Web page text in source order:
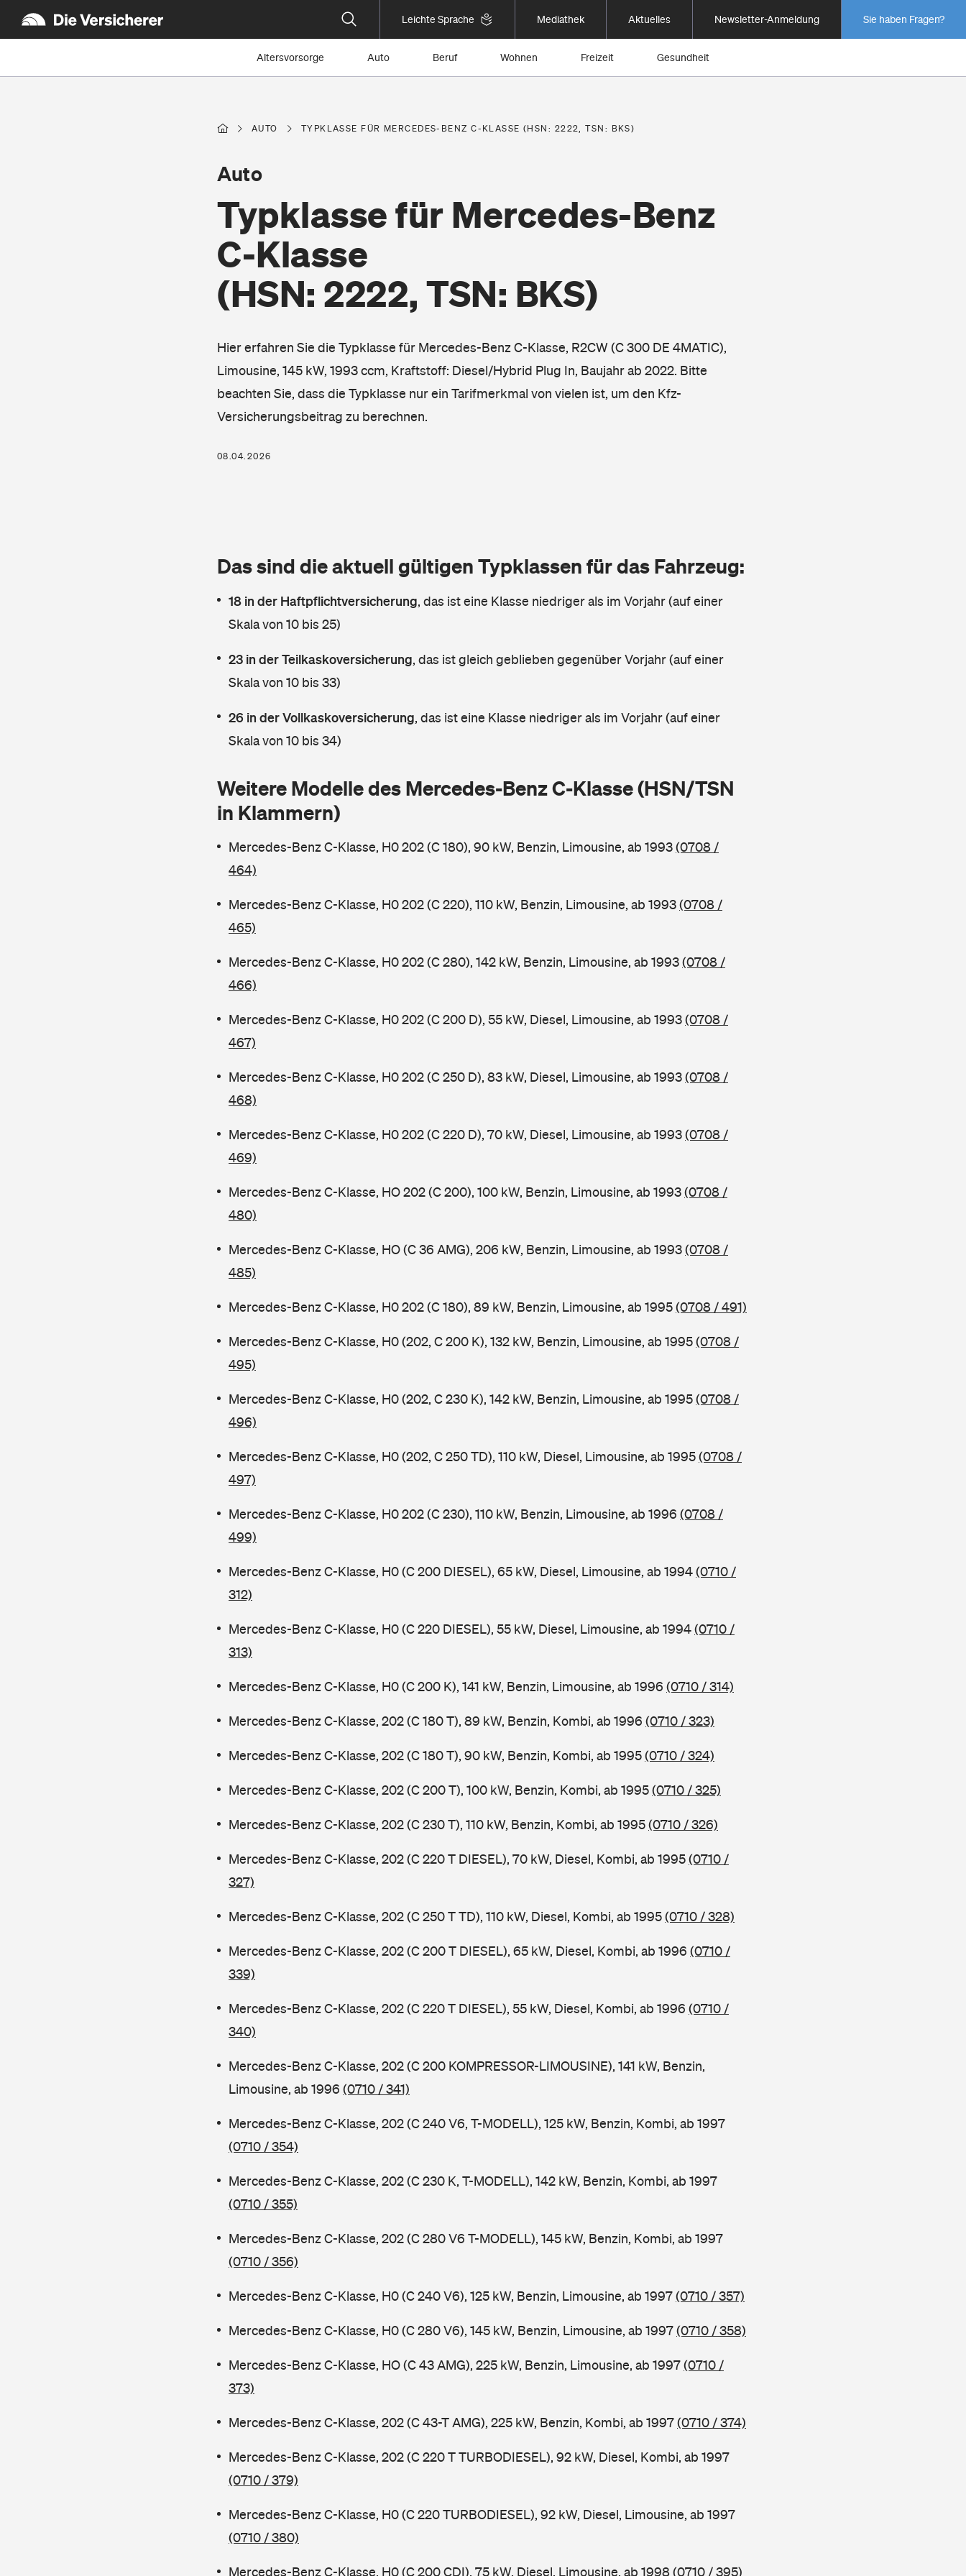
Leichte Sprache Mediathek Aktuelles Newsletter-Anmeldung Sie haben Fragen?
Altersvorsorge Auto Beruf Wohnen Freizeit Gesundheit
AUTO TYPKLASSE FÜR MERCEDES-BENZ C-KLASSE (HSN: 2222, TSN: BKS)
Typklasse für Mercedes-Benz
C-Klasse
(HSN: 2222, TSN: BKS)
Auto
Hier erfahren Sie die Typklasse für Mercedes-Benz C-Klasse, R2CW (C 300 DE 4MATIC),
Limousine, 145 kW, 1993 ccm, Kraftstoff: Diesel/Hybrid Plug In, Baujahr ab 2022. Bitte
beachten Sie, dass die Typklasse nur ein Tarifmerkmal von vielen ist, um den Kfz-
Versicherungsbeitrag zu berechnen.
08.04.2026
Das sind die aktuell gültigen Typklassen für das Fahrzeug:
18 in der Haftpflichtversicherung, das ist eine Klasse niedriger als im Vorjahr (auf einer
Skala von 10 bis 25)
23 in der Teilkaskoversicherung, das ist gleich geblieben gegenüber Vorjahr (auf einer
Skala von 10 bis 33)
26 in der Vollkaskoversicherung, das ist eine Klasse niedriger als im Vorjahr (auf einer
Skala von 10 bis 34)
Weitere Modelle des Mercedes-Benz C-Klasse (HSN/TSN
in Klammern)
Mercedes-Benz C-Klasse, H0 202 (C 180), 90 kW, Benzin, Limousine, ab 1993(0708 /
464)
Mercedes-Benz C-Klasse, H0 202 (C 220), 110 kW, Benzin, Limousine, ab 1993(0708 /
465)
Mercedes-Benz C-Klasse, H0 202 (C 280), 142 kW, Benzin, Limousine, ab 1993(0708 /
466)
Mercedes-Benz C-Klasse, H0 202 (C 200 D), 55 kW, Diesel, Limousine, ab 1993(0708 /
467)
Mercedes-Benz C-Klasse, H0 202 (C 250 D), 83 kW, Diesel, Limousine, ab 1993(0708 /
468)
Mercedes-Benz C-Klasse, H0 202 (C 220 D), 70 kW, Diesel, Limousine, ab 1993(0708 /
469)
Mercedes-Benz C-Klasse, HO 202 (C 200), 100 kW, Benzin, Limousine, ab 1993(0708 /
480)
Mercedes-Benz C-Klasse, HO (C 36 AMG), 206 kW, Benzin, Limousine, ab 1993(0708 /
485)
Mercedes-Benz C-Klasse, H0 202 (C 180), 89 kW, Benzin, Limousine, ab 1995(0708 / 491)
Mercedes-Benz C-Klasse, H0 (202, C 200 K), 132 kW, Benzin, Limousine, ab 1995(0708 /
495)
Mercedes-Benz C-Klasse, H0 (202, C 230 K), 142 kW, Benzin, Limousine, ab 1995(0708 /
496)
Mercedes-Benz C-Klasse, H0 (202, C 250 TD), 110 kW, Diesel, Limousine, ab 1995(0708 /
497)
Mercedes-Benz C-Klasse, H0 202 (C 230), 110 kW, Benzin, Limousine, ab 1996 (0708 /
499)
Mercedes-Benz C-Klasse, H0 (C 200 DIESEL), 65 kW, Diesel, Limousine, ab 1994(0710 /
312)
Mercedes-Benz C-Klasse, H0 (C 220 DIESEL), 55 kW, Diesel, Limousine, ab 1994(0710 /
313)
Mercedes-Benz C-Klasse, H0 (C 200 K), 141 kW, Benzin, Limousine, ab 1996 (0710 / 314)
Mercedes-Benz C-Klasse, 202 (C 180 T), 89 kW, Benzin, Kombi, ab 1996 (0710 / 323)
Mercedes-Benz C-Klasse, 202 (C 180 T), 90 kW, Benzin, Kombi, ab 1995(0710 / 324)
Mercedes-Benz C-Klasse, 202 (C 200 T), 100 kW, Benzin, Kombi, ab 1995(0710 / 325)
Mercedes-Benz C-Klasse, 202 (C 230 T), 110 kW, Benzin, Kombi, ab 1995(0710 / 326)
Mercedes-Benz C-Klasse, 202 (C 220 T DIESEL), 70 kW, Diesel, Kombi, ab 1995(0710 /
327)
Mercedes-Benz C-Klasse, 202 (C 250 T TD), 110 kW, Diesel, Kombi, ab 1995(0710 / 328)
Mercedes-Benz C-Klasse, 202 (C 200 T DIESEL), 65 kW, Diesel, Kombi, ab 1996 (0710 /
339)
Mercedes-Benz C-Klasse, 202 (C 220 T DIESEL), 55 kW, Diesel, Kombi, ab 1996 (0710 /
340)
Mercedes-Benz C-Klasse, 202 (C 200 KOMPRESSOR-LIMOUSINE), 141 kW, Benzin,
Limousine, ab 1996 (0710 / 341)
Mercedes-Benz C-Klasse, 202 (C 240 V6, T-MODELL), 125 kW, Benzin, Kombi, ab 1997
(0710 / 354)
Mercedes-Benz C-Klasse, 202 (C 230 K, T-MODELL), 142 kW, Benzin, Kombi, ab 1997
(0710 / 355)
Mercedes-Benz C-Klasse, 202 (C 280 V6 T-MODELL), 145 kW, Benzin, Kombi, ab 1997
(0710 / 356)
Mercedes-Benz C-Klasse, H0 (C 240 V6), 125 kW, Benzin, Limousine, ab 1997(0710 / 357)
Mercedes-Benz C-Klasse, H0 (C 280 V6), 145 kW, Benzin, Limousine, ab 1997(0710 / 358)
Mercedes-Benz C-Klasse, HO (C 43 AMG), 225 kW, Benzin, Limousine, ab 1997(0710 /
373)
Mercedes-Benz C-Klasse, 202 (C 43-T AMG), 225 kW, Benzin, Kombi, ab 1997(0710 / 374)
Mercedes-Benz C-Klasse, 202 (C 220 T TURBODIESEL), 92 kW, Diesel, Kombi, ab 1997
(0710 / 379)
Mercedes-Benz C-Klasse, H0 (C 220 TURBODIESEL), 92 kW, Diesel, Limousine, ab 1997
(0710 / 380)
Mercedes-Benz C-Klasse, H0 (C 200 CDI), 75 kW, Diesel, Limousine, ab 1998(0710 / 395)